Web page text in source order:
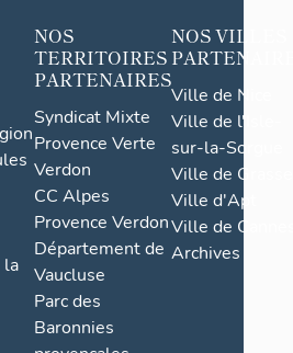
possèdent
conservés
(5 %). Il faut
maisons (61
linteau en
de gypse
porte sont
maisons du
la
NOS
TERRITOIRES
PARTENAIRES
Syndicat Mixte
Provence Verte
Verdon
CC Alpes
Provence Verdon
Département de
Vaucluse
Parc des
Baronnies
NOS VILLES
Ville de Nice
Ville de l'Isle-
sur-la-Sorgue
Ville de Grasse
Ville d'Apt
Ville de
Archives